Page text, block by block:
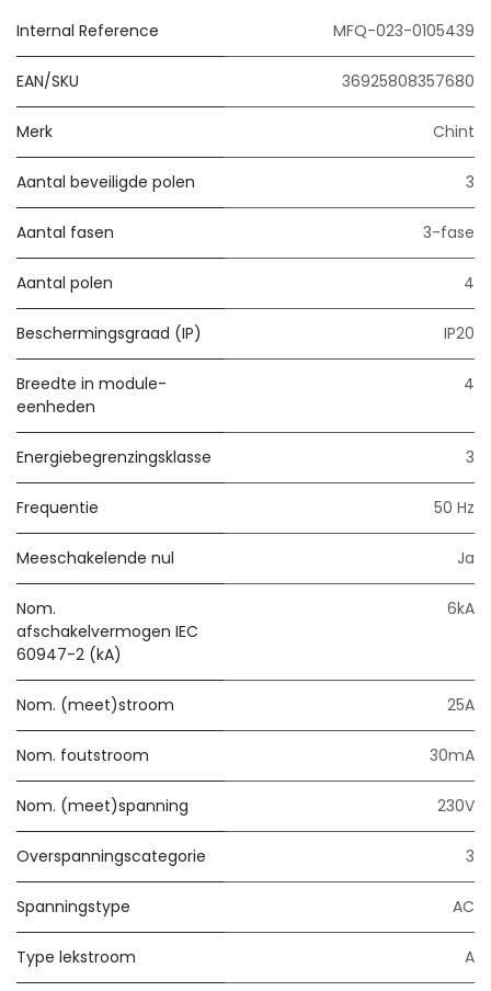
Internal Reference MFQ-023-0105439
EAN/SKU 36925808357680
Merk Chint
Aantal beveiligde polen 3
Aantal fasen 3-fase
Aantal polen 4
Beschermingsgraad (IP) IP20
Breedte in module-
eenheden
4
Energiebegrenzingsklasse 3
Frequentie 50 Hz
Meeschakelende nul Ja
Nom.
afschakelvermogen IEC
60947-2 (kA)
6kA
Nom. (meet)stroom 25A
Nom. foutstroom 30mA
Nom. (meet)spanning 230V
Overspanningscategorie 3
Spanningstype AC
Type lekstroom A